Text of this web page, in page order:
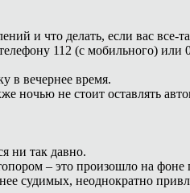
и что делать, если вас все-
112 (с мобильного)
в вечернее время.
не стоит оставлять
ни так давно.
– это произошло на фоне
судимых, неоднократно